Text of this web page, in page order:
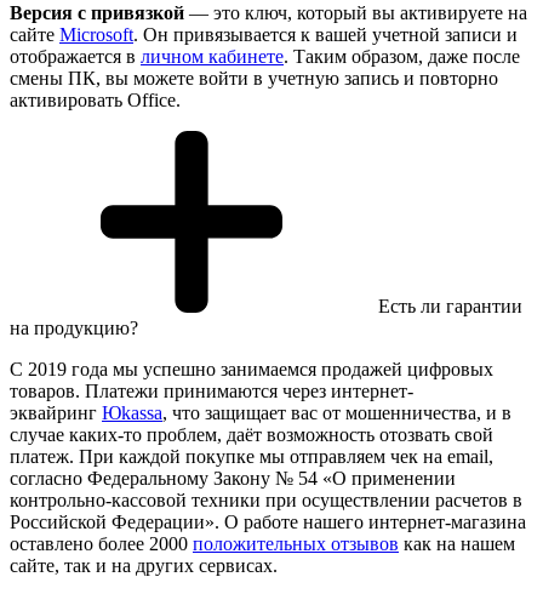
Версия с привязкой — это ключ, который вы активируете на
сайте Microsoft. Он привязывается к вашей учетной записи и
отображается в личном кабинете. Таким образом, даже после
смены ПК, вы можете войти в учетную запись и повторно
активировать Office.
Есть ли гарантии
на продукцию?
С 2019 года мы успешно занимаемся продажей цифровых
товаров. Платежи принимаются через интернет-
эквайринг Юkassa, что защищает вас от мошенничества, и в
случае каких-то проблем, даёт возможность отозвать свой
платеж. При каждой покупке мы отправляем чек на email,
согласно Федеральному Закону № 54 «О применении
контрольно-кассовой техники при осуществлении расчетов в
Российской Федерации». О работе нашего интернет-магазина
оставлено более 2000 положительных отзывов как на нашем
сайте, так и на других сервисах.